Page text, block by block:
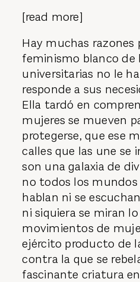
[read more]
Hay muchas razones
feminismo blanco de
universitarias no le
responde a sus
Ella tardó en
mujeres se mueven
protegerse, que ese
calles que las une se
son una galaxia de
no todos los mundos
hablan ni se
ni siquiera se miran
movimientos de
ejército producto de
contra la que se
fascinante criatura